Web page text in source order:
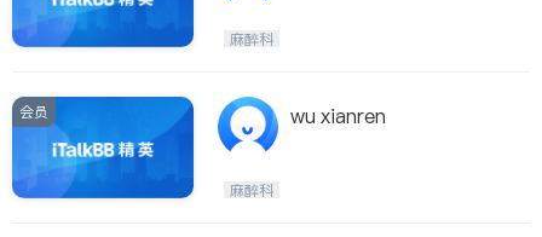
麻醉科
会员 wu xianren
麻醉科